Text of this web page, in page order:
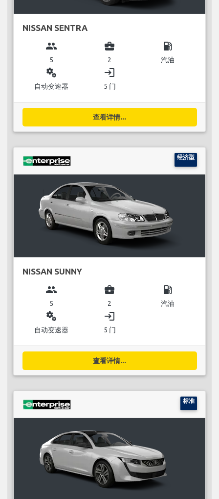
NISSAN SENTRA
group
5
business_center
2
local_gas_station
汽油
miscellaneous_services
自动变速器
login
5 门
查看详情...
经济型
NISSAN SUNNY
group
5
business_center
2
local_gas_station
汽油
miscellaneous_services
自动变速器
login
5 门
查看详情...
标准